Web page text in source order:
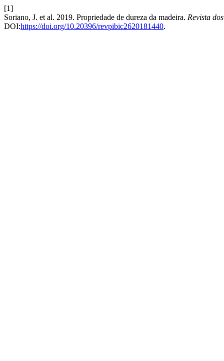
[1]
Soriano, J. et al. 2019. Propriedade de dureza da madeira. Revista
DOI:https://doi.org/10.20396/revpibic2620181440.